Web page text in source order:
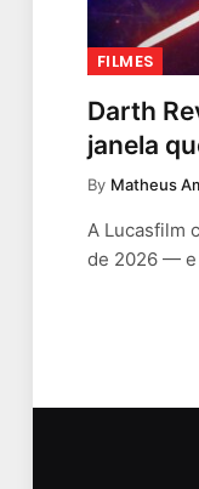
FILMES
Darth
janela
By Matheus
A Lucasfilm
de 2026 —